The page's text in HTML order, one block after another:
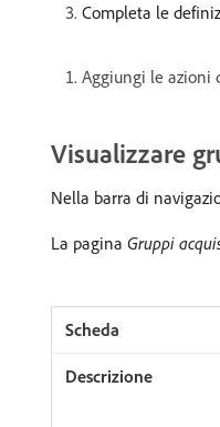
Completa le
Aggiungi le azioni
Visualizzare
Nella barra di
La pagina Gruppi